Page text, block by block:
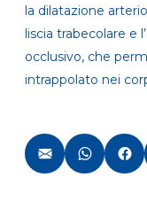
la dilatazione
liscia trabecolare e
occlusivo, che
intrappolato nei